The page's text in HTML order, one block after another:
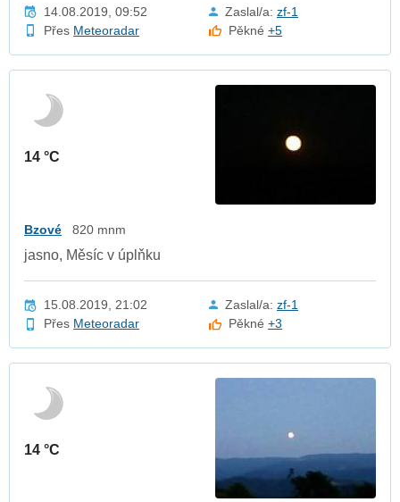
14.08.2019, 09:52 Zaslal/a: zf-1
Přes Meteoradar Pěkné+5
14 °C
Bzové 820 mnm
jasno, Měsíc v úplňku
15.08.2019, 21:02 Zaslal/a: zf-1
Přes Meteoradar Pěkné+3
14 °C